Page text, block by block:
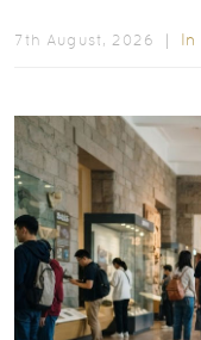
7th August, 2026 ｜ In